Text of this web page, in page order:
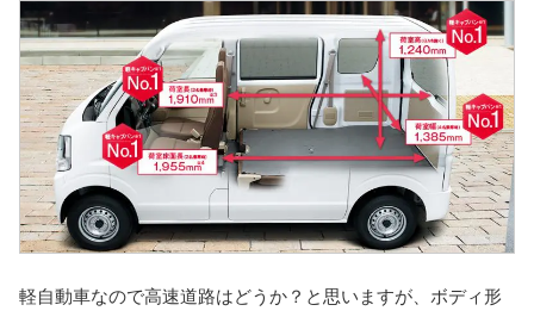
軽自動車なので高速道路はどうか？と思いますが、ボディ形